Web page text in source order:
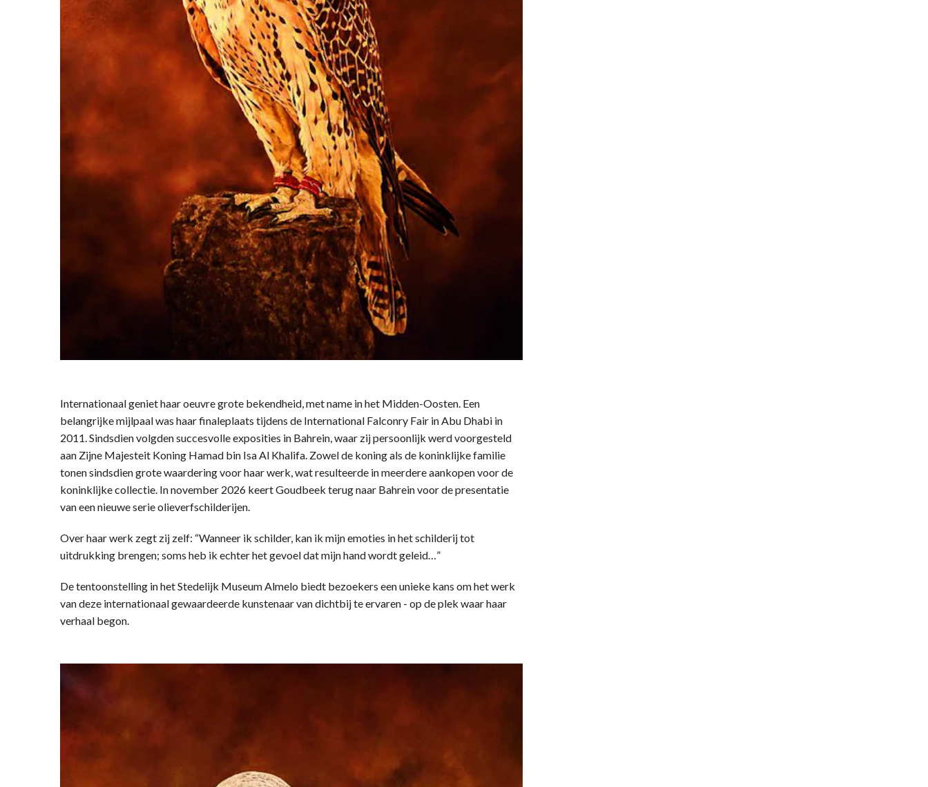
Internationaal geniet haar oeuvre grote bekendheid, met name in het Midden-Oosten. Een
belangrijke mijlpaal was haar finaleplaats tijdens de International Falconry Fair in Abu Dhabi in
2011. Sindsdien volgden succesvolle exposities in Bahrein, waar zij persoonlijk werd voorgesteld
aan Zijne Majesteit Koning Hamad bin Isa Al Khalifa. Zowel de koning als de koninklijke familie
tonen sindsdien grote waardering voor haar werk, wat resulteerde in meerdere aankopen voor de
koninklijke collectie. In november 2026 keert Goudbeek terug naar Bahrein voor de presentatie
van een nieuwe serie olieverfschilderijen.
Over haar werk zegt zij zelf: “Wanneer ik schilder, kan ik mijn emoties in het schilderij tot
uitdrukking brengen; soms heb ik echter het gevoel dat mijn hand wordt geleid…”
De tentoonstelling in het Stedelijk Museum Almelo biedt bezoekers een unieke kans om het werk
van deze internationaal gewaardeerde kunstenaar van dichtbij te ervaren - op de plek waar haar
verhaal begon.